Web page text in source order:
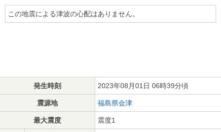
この地震による津波の心配はありません。
発生時刻 2023年08月01日 06時39分頃
震源地 福島県会津
最大震度 震度1